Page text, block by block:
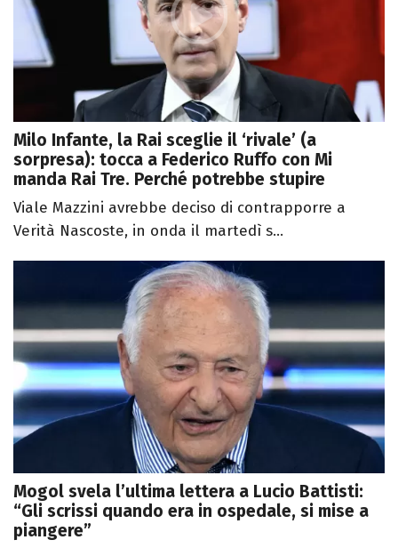
Milo Infante, la Rai sceglie il ‘rivale’ (a
sorpresa): tocca a Federico Ruffo con Mi
manda Rai Tre. Perché potrebbe stupire
Viale Mazzini avrebbe deciso di contrapporre a
Verità Nascoste, in onda il martedì s...
Mogol svela l’ultima lettera a Lucio Battisti:
“Gli scrissi quando era in ospedale, si mise a
piangere”